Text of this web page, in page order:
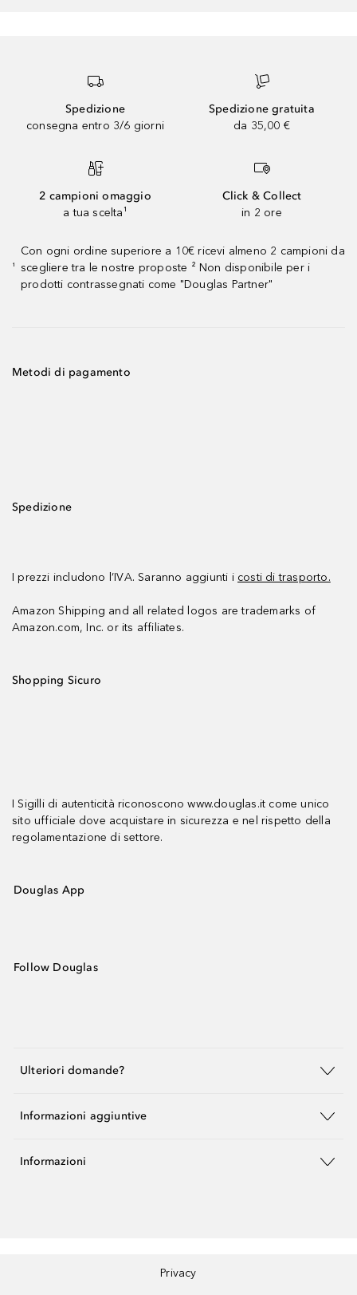
Spedizione
consegna entro 3/6 giorni
Spedizione gratuita
da 35,00 €
2 campioni omaggio
a tua scelta¹
Click & Collect
in 2 ore
¹
Con ogni ordine superiore a 10€ ricevi almeno 2 campioni da
scegliere tra le nostre proposte ² Non disponibile per i
prodotti contrassegnati come "Douglas Partner"
Metodi di pagamento
Spedizione
I prezzi includono l’IVA. Saranno aggiunti i costi di trasporto.
Amazon Shipping and all related logos are trademarks of
Amazon.com, Inc. or its affiliates.
Shopping Sicuro
I Sigilli di autenticità riconoscono www.douglas.it come unico
sito ufficiale dove acquistare in sicurezza e nel rispetto della
regolamentazione di settore.
Douglas App
Follow Douglas
Ulteriori domande?
Informazioni aggiuntive
Informazioni
Privacy